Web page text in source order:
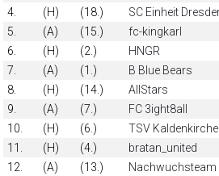
4.
(H) (18.) SC Einheit
5.
(A) (15.) fc-kingkarl
6.
(H) (2.) HNGR
7.
(A) (1.) B Blue Bears
8.
(H) (14.) AllStars
9.
(A) (7.) FC 3ight8all
10.
(H) (6.) TSV
11.
(H) (4.) bratan_united
12.
(A) (13.) Nachwuchsteam